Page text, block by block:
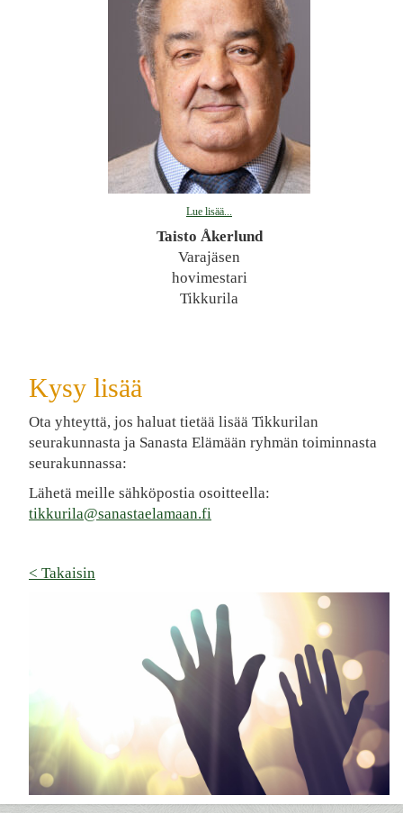
Lue lisää...
Taisto Åkerlund
Varajäsen
hovimestari
Tikkurila
Kysy lisää
Ota yhteyttä, jos haluat tietää lisää Tikkurilan
seurakunnasta ja Sanasta Elämään ryhmän toiminnasta
seurakunnassa:
Lähetä meille sähköpostia osoitteella:
tikkurila@sanastaelamaan.fi
< Takaisin